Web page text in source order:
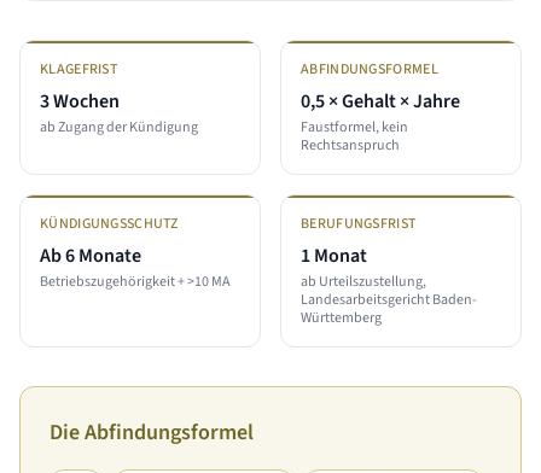
KLAGEFRIST
3 Wochen
ab Zugang der Kündigung
ABFINDUNGSFORMEL
0,5 × Gehalt × Jahre
Faustformel, kein
Rechtsanspruch
KÜNDIGUNGSSCHUTZ
Ab 6 Monate
Betriebszugehörigkeit + >10 MA
BERUFUNGSFRIST
1 Monat
ab Urteilszustellung,
Landesarbeitsgericht Baden-
Württemberg
Die Abfindungsformel